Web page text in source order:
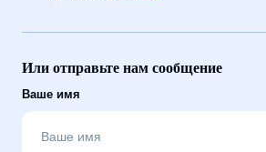
Или отправьте нам сообщение
Ваше имя